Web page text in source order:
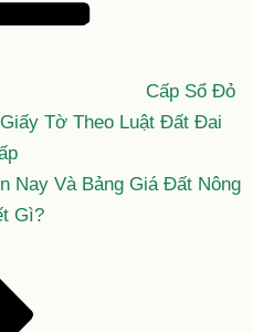
Cấp Sổ Đỏ
Tờ Theo Luật Đất Đai
Nay Và Bảng Giá Đất Nông
Gì?